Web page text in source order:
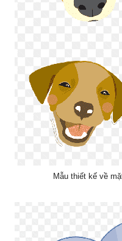
Mẫu thiết kế về